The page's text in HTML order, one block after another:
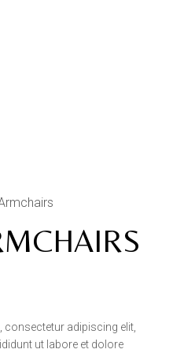
consectetur adipiscing elit,
ut labore et dolore